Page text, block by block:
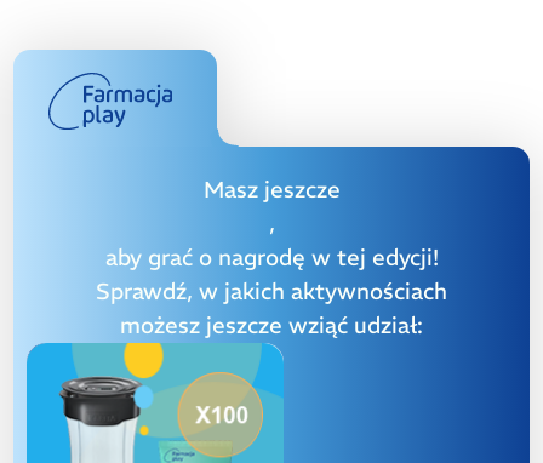
Masz jeszcze
,
aby grać o nagrodę w tej edycji!
Sprawdź, w jakich aktywnościach
możesz jeszcze wziąć udział: